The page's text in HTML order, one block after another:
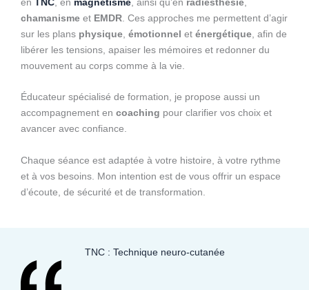
chamanisme et EMDR . Ces approches me permettent d’agir
sur les plans physique émotionnel et énergétique , afin de
libérer les tensions, apaiser les mémoires et redonner du
mouvement au corps comme à la vie.
Éducateur spécialisé de formation, je propose aussi un
accompagnement en coaching pour clarifier vos choix et
avancer avec confiance.
Chaque séance est adaptée à votre histoire, à votre rythme
et à vos besoins. Mon intention est de vous offrir un espace
d’écoute, de sécurité et de transformation.
TNC : Technique neuro-cutanée